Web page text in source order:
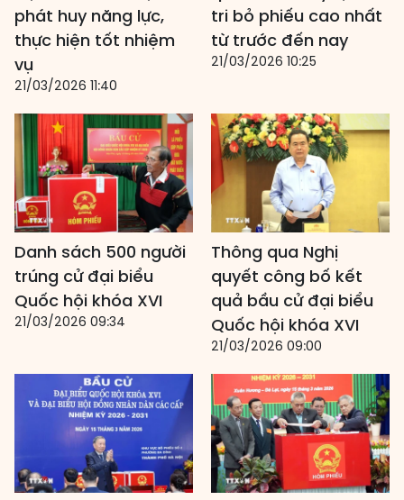
phát huy năng lực,
thực hiện tốt nhiệm
vụ
21/03/2026 11:40
tri bỏ phiếu cao nhất
từ trước đến nay
21/03/2026 10:25
Danh sách 500 người
trúng cử đại biểu
Quốc hội khóa XVI
21/03/2026 09:34
Thông qua Nghị
quyết công bố kết
quả bầu cử đại biểu
Quốc hội khóa XVI
21/03/2026 09:00